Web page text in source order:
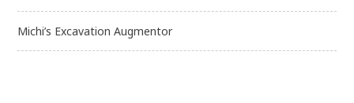
Michi’s Excavation Augmentor